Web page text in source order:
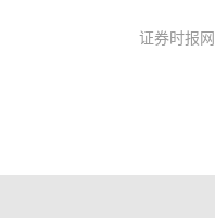
证券时报网